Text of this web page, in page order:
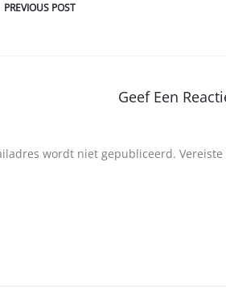
PREVIOUS POST
Geef Een
wordt niet gepubliceerd.